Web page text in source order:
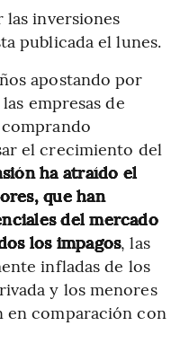
las inversiones
publicada el lunes.
apostando por
empresas de
el crecimiento del
ha atraído el
que han
del mercado
los impagos, las
infladas de los
y los menores
comparación con